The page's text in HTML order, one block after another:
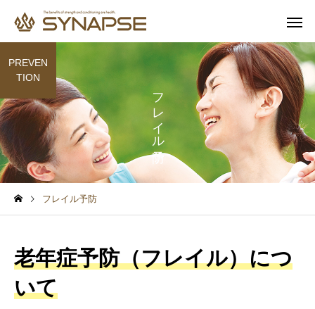
寄り添うサポート 多彩なオプ
健康と食事
毎日1時間の寝不足でも太
変化
健康と食事
筋トレするとムキムキ
ていること
フレイル予防
PREVEN
TION
フレイル予防
老年症予防（フレイル）につ
いて